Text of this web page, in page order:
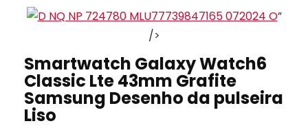
”
/>
Smartwatch Galaxy Watch6
Classic Lte 43mm Grafite
Samsung Desenho da pulseira
Liso